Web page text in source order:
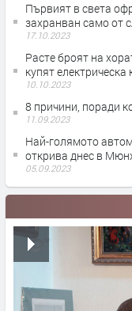
Първият в света
захранван само от
17.10.2023
Расте броят на
купят електрическа
10.10.2023
8 причини, поради
11.09.2023
Най-голямото
открива днес в
05.09.2023